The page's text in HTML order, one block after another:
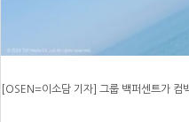
[OSEN=이소담 기자] 그룹 백퍼센트가 컴